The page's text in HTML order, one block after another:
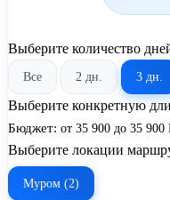
Выберите количество
Все 2 дн. 3 дн.
Выберите конкретную
Бюджет: от 35 900 до 35 900
Выберите локации
Муром (2)